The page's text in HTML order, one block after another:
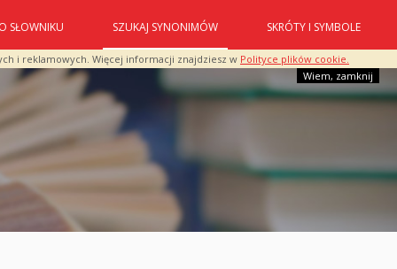
i reklamowych. Więcej informacji znajdziesz w Polityce plików cookie.
Wiem, zamknij
SŁOWNIKU SZUKAJ SYNONIMÓW SKRÓTY I SYMBOLE